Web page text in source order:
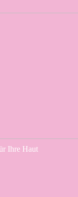
Ihre Haut